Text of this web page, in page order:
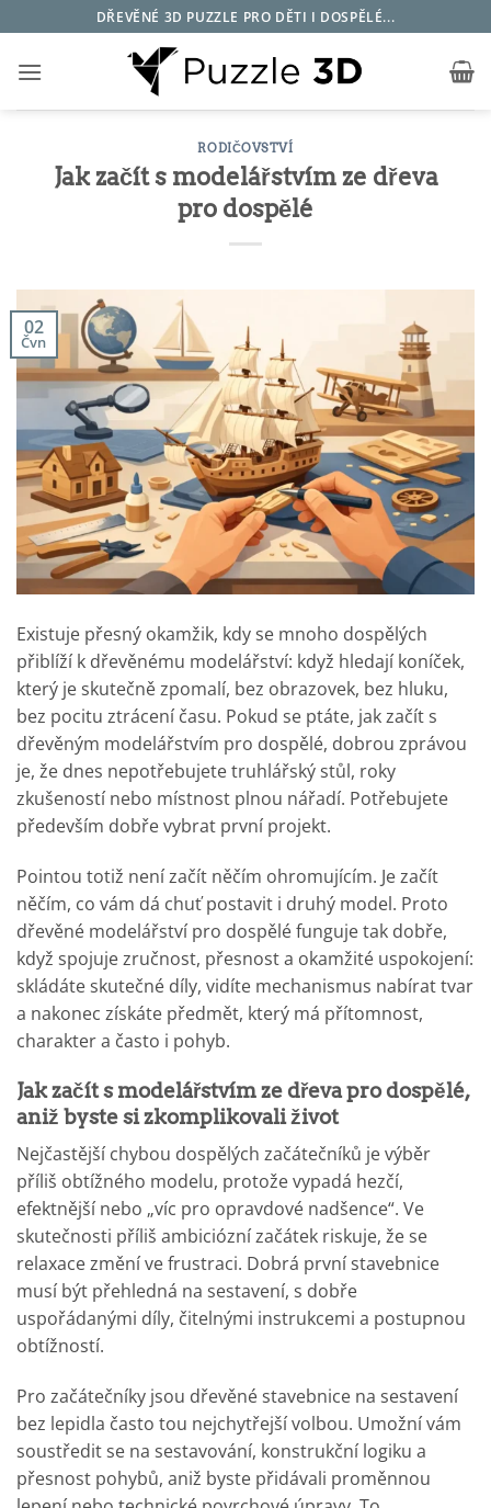
na
obsah
DŘEVĚNÉ 3D PUZZLE PRO DĚTI I DOSPĚLÉ...
RODIČOVSTVÍ
Jak začít s modelářstvím ze dřeva
pro dospělé
02
Čvn
Existuje přesný okamžik, kdy se mnoho dospělých
přiblíží k dřevěnému modelářství: když hledají koníček,
který je skutečně zpomalí, bez obrazovek, bez hluku,
bez pocitu ztrácení času. Pokud se ptáte, jak začít s
dřevěným modelářstvím pro dospělé, dobrou zprávou
je, že dnes nepotřebujete truhlářský stůl, roky
zkušeností nebo místnost plnou nářadí. Potřebujete
především dobře vybrat první projekt.
Pointou totiž není začít něčím ohromujícím. Je začít
něčím, co vám dá chuť postavit i druhý model. Proto
dřevěné modelářství pro dospělé funguje tak dobře,
když spojuje zručnost, přesnost a okamžité uspokojení:
skládáte skutečné díly, vidíte mechanismus nabírat tvar
a nakonec získáte předmět, který má přítomnost,
charakter a často i pohyb.
Jak začít s modelářstvím ze dřeva pro dospělé,
aniž byste si zkomplikovali život
Nejčastější chybou dospělých začátečníků je výběr
příliš obtížného modelu, protože vypadá hezčí,
efektnější nebo „víc pro opravdové nadšence“. Ve
skutečnosti příliš ambiciózní začátek riskuje, že se
relaxace změní ve frustraci. Dobrá první stavebnice
musí být přehledná na sestavení, s dobře
uspořádanými díly, čitelnými instrukcemi a postupnou
obtížností.
Pro začátečníky jsou dřevěné stavebnice na sestavení
bez lepidla často tou nejchytřejší volbou. Umožní vám
soustředit se na sestavování, konstrukční logiku a
přesnost pohybů, aniž byste přidávali proměnnou